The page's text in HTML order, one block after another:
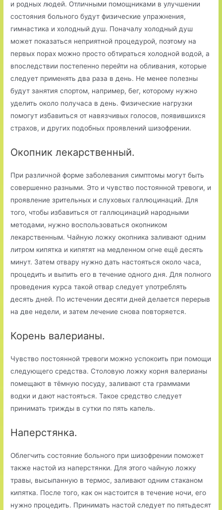
и родных людей. Отличными помощниками в улучшении
состояния больного будут физические упражнения,
гимнастика и холодный душ. Поначалу холодный душ
может показаться неприятной процедурой, поэтому на
первых порах можно просто обтираться холодной водой, а
впоследствии постепенно перейти на обливания, которые
следует применять два раза в день. Не менее полезны
будут занятия спортом, например, бег, которому нужно
уделить около получаса в день. Физические нагрузки
помогут избавиться от навязчивых голосов, появившихся
страхов, и других подобных проявлений шизофрении.
Окопник лекарственный.
При различной форме заболевания симптомы могут быть
совершенно разными. Это и чувство постоянной тревоги, и
проявление зрительных и слуховых галлюцинаций. Для
того, чтобы избавиться от галлюцинаций народными
методами, нужно воспользоваться окопником
лекарственным. Чайную ложку окопника заливают одним
литром кипятка и кипятят на медленном огне ещё десять
минут. Затем отвару нужно дать настояться около часа,
процедить и выпить его в течение одного дня. Для полного
проведения курса такой отвар следует употреблять
десять дней. По истечении десяти дней делается перерыв
на две недели, и затем лечение снова повторяется.
Корень валерианы.
Чувство постоянной тревоги можно успокоить при помощи
следующего средства. Столовую ложку корня валерианы
помещают в тёмную посуду, заливают ста граммами
водки и дают настояться. Такое средство следует
принимать трижды в сутки по пять капель.
Наперстянка.
Облегчить состояние больного при шизофрении поможет
также настой из наперстянки. Для этого чайную ложку
травы, высыпанную в термос, заливают одним стаканом
кипятка. После того, как он настоится в течение ночи, его
нужно процедить. Принимать настой следует по пятьдесят